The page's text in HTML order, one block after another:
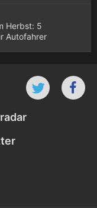
Herbst: 5
Autofahrer